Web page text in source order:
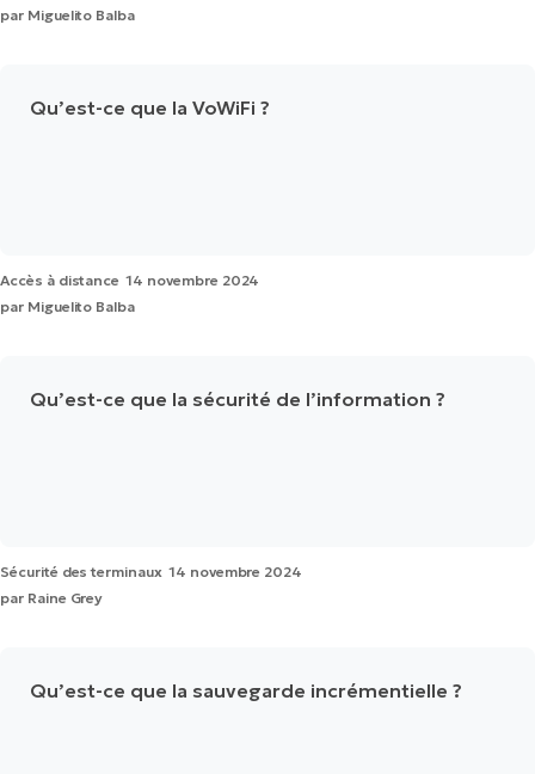
parMiguelito Balba
Qu’est-ce que la VoWiFi ?
Accès à distance 14 novembre 2024
parMiguelito Balba
Qu’est-ce que la sécurité de l’information ?
Sécurité des terminaux 14 novembre 2024
parRaine Grey
Qu’est-ce que la sauvegarde incrémentielle ?